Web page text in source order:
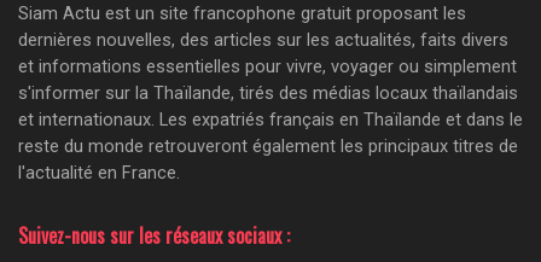
Siam Actu est un site francophone gratuit proposant les
dernières nouvelles, des articles sur les actualités, faits divers
et informations essentielles pour vivre, voyager ou simplement
s'informer sur la Thaïlande, tirés des médias locaux thaïlandais
et internationaux. Les expatriés français en Thaïlande et dans le
reste du monde retrouveront également les principaux titres de
l'actualité en France.
Suivez-nous sur les réseaux sociaux :